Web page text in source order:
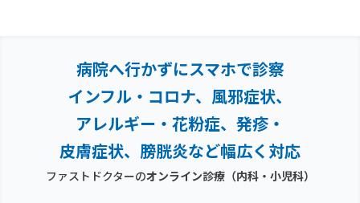
病院へ行かずにスマホで診察
インフル・コロナ、風邪症状、
アレルギー・花粉症、 発疹・
皮膚症状、膀胱炎など幅広く対応
ファストドクターのオンライン診療（内科・小児科）